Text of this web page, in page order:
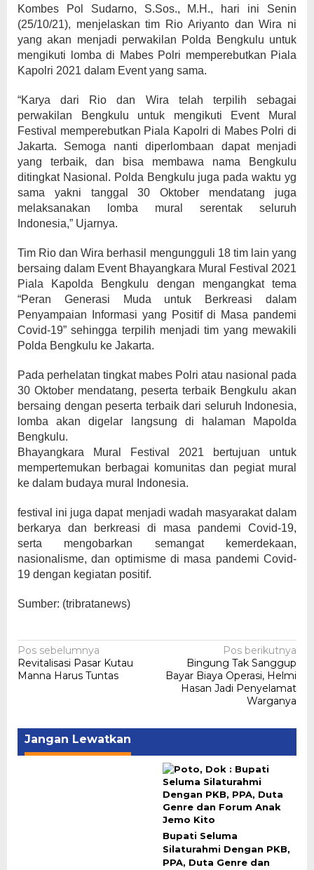
Kombes Pol Sudarno, S.Sos., M.H., hari ini Senin
(25/10/21), menjelaskan tim Rio Ariyanto dan Wira ni
yang akan menjadi perwakilan Polda Bengkulu untuk
mengikuti lomba di Mabes Polri memperebutkan Piala
Kapolri 2021 dalam Event yang sama.
“Karya dari Rio dan Wira telah terpilih sebagai
perwakilan Bengkulu untuk mengikuti Event Mural
Festival memperebutkan Piala Kapolri di Mabes Polri di
Jakarta. Semoga nanti diperlombaan dapat menjadi
yang terbaik, dan bisa membawa nama Bengkulu
ditingkat Nasional. Polda Bengkulu juga pada waktu yg
sama yakni tanggal 30 Oktober mendatang juga
melaksanakan lomba mural serentak seluruh
Indonesia,” Ujarnya.
Tim Rio dan Wira berhasil mengungguli 18 tim lain yang
bersaing dalam Event Bhayangkara Mural Festival 2021
Piala Kapolda Bengkulu dengan mengangkat tema
“Peran Generasi Muda untuk Berkreasi dalam
Penyampaian Informasi yang Positif di Masa pandemi
Covid-19” sehingga terpilih menjadi tim yang mewakili
Polda Bengkulu ke Jakarta.
Pada perhelatan tingkat mabes Polri atau nasional pada
30 Oktober mendatang, peserta terbaik Bengkulu akan
bersaing dengan peserta terbaik dari seluruh Indonesia,
lomba akan digelar langsung di halaman Mapolda
Bengkulu.
Bhayangkara Mural Festival 2021 bertujuan untuk
mempertemukan berbagai komunitas dan pegiat mural
ke dalam budaya mural Indonesia.
festival ini juga dapat menjadi wadah masyarakat dalam
berkarya dan berkreasi di masa pandemi Covid-19,
serta mengobarkan semangat kemerdekaan,
nasionalisme, dan optimisme di masa pandemi Covid-
19 dengan kegiatan positif.
Sumber: (tribratanews)
Navigasi
pos
Pos sebelumnya
Revitalisasi Pasar Kutau
Manna Harus Tuntas
Pos berikutnya
Bingung Tak Sanggup
Bayar Biaya Operasi, Helmi
Hasan Jadi Penyelamat
Warganya
Jangan Lewatkan
Bupati Seluma
Silaturahmi Dengan PKB,
PPA, Duta Genre dan